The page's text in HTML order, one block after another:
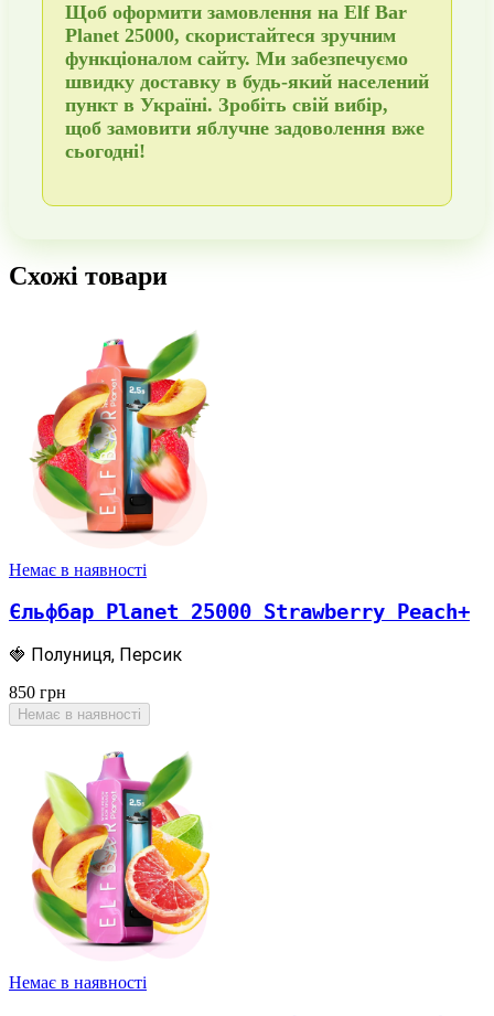
Щоб оформити замовлення на Elf Bar
Planet 25000, скористайтеся зручним
функціоналом сайту. Ми забезпечуємо
швидку доставку в будь-який населений
пункт в Україні. Зробіть свій вибір,
щоб замовити яблучне задоволення вже
сьогодні!
Схожі товари
Немає в наявності
Єльфбар Planet 25000 Strawberry Peach+
🍓 Полуниця, Персик
850 грн
Немає в наявності
Немає в наявності